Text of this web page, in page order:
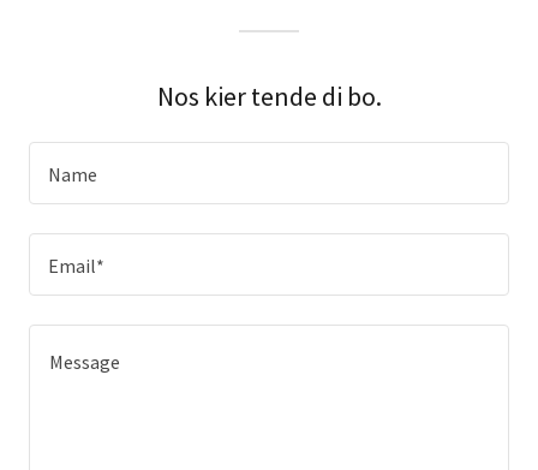
Nos kier tende di bo.
Name
Email*